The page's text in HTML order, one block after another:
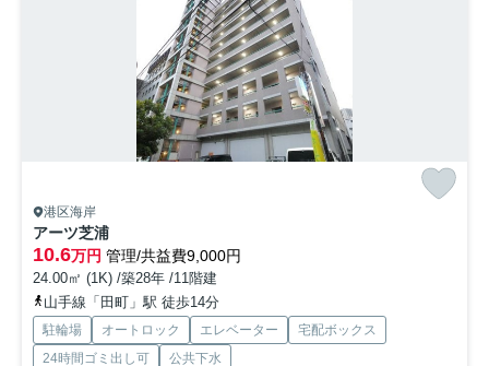
港区海岸
アーツ芝浦
10.6万円 管理/共益費9,000円
24.00㎡ (1K) /築28年 /11階建
山手線「田町」駅 徒歩14分
駐輪場 オートロック エレベーター
宅配ボックス
24時間ゴミ出し可
公共下水